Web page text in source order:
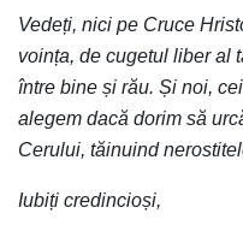
Vedeți, nici pe Cruce
voința, de cugetul liber al
între bine și rău. Și noi,
alegem dacă dorim să
Cerului, tăinuind
Iubiți credincioși,